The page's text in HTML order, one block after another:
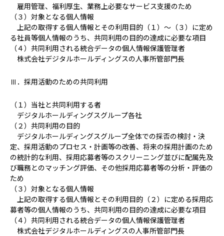
雇用管理、福利厚生、業務上必要なサービス支援のため
（３）対象となる個人情報
上記の取得する個人情報とその利用目的（１）～（３）に定め
る社員等個人情報のうち、共同利用の目的の達成に必要な項目
（４）共同利用される統合データの個人情報保護管理者
株式会社デジタルホールディングスの人事所管部門長
Ⅲ．採用活動のための共同利用
（１）当社と共同利用する者
デジタルホールディングスグループ各社
（２）共同利用の目的
デジタルホールディングスグループ全体での採否の検討・決
定、採用活動のプロセス・計画等の改善、将来の採用計画のため
の統計的な利用、採用応募者等のスクリーニング並びに配属先及
び職務とのマッチング評価、その他採用応募者等の分析・評価の
ため
（３）対象となる個人情報
上記の取得する個人情報とその利用目的（２）に定める採用応
募者等の個人情報のうち、共同利用の目的の達成に必要な項目
（４）共同利用される統合データの個人情報保護管理者
株式会社デジタルホールディングスの人事所管部門長